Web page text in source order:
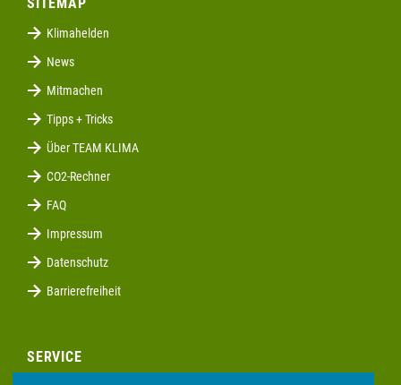
SITEMAP
Klimahelden
News
Mitmachen
Tipps + Tricks
Über TEAM KLIMA
CO2-Rechner
FAQ
Impressum
Datenschutz
Barrierefreiheit
SERVICE